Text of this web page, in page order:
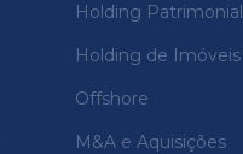
Holding Patrimonial
Holding de Imóveis
Offshore
M&A e Aquisições